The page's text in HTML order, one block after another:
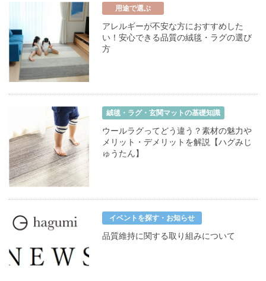
用途で選ぶ
アレルギーが不安な方におすすめした
い！安心できる品質の絨毯・ラグの選び
方
絨毯・ラグ・玄関マットの基礎知識
ウールラグってどう違う？素材の魅力や
メリット・デメリットを解説【ハグみじ
ゅうたん】
イベントを探す・お知らせ
品質維持に関する取り組みについて